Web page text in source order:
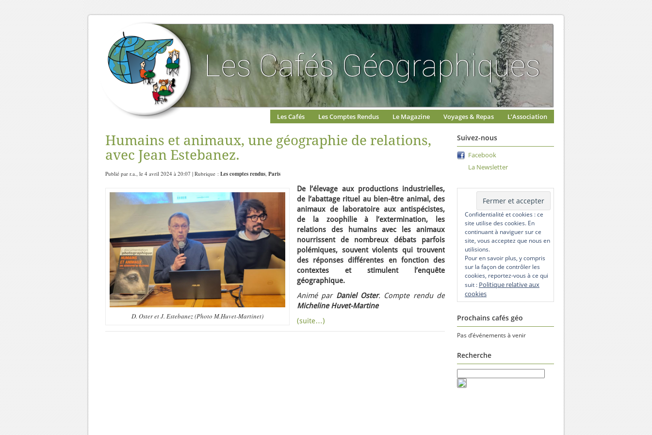
Les Cafés Les Comptes Rendus Le Magazine Voyages & Repas L’Association
Humains et animaux, une géographie de relations,
avec Jean Estebanez.
Publié par r.a., le 4 avril 2024 à 20:07 | Rubrique : Les comptes rendus, Paris
D. Oster et J. Estebanez (Photo M.Huvet-Martinet)
De l’élevage aux productions industrielles,
de l’abattage rituel au bien-être animal, des
animaux de laboratoire aux antispécistes,
de la zoophilie à l’extermination, les
relations des humains avec les animaux
nourrissent de nombreux débats parfois
polémiques, souvent violents qui trouvent
des réponses différentes en fonction des
contextes et stimulent l’enquête
géographique.
Animé par Daniel Oster. Compte rendu de
Micheline Huvet-Martine
(suite…)
Suivez-nous
Facebook
La Newsletter
Confidentialité et cookies : ce
site utilise des cookies. En
continuant à naviguer sur ce
site, vous acceptez que nous en
utilisions.
Pour en savoir plus, y compris
sur la façon de contrôler les
cookies, reportez-vous à ce qui
suit : Politique relative aux
cookies
Prochains cafés géo
Pas d’événements à venir
Recherche